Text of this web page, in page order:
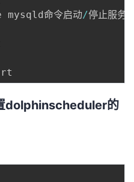
命令启动/停止服务
dolphinscheduler的